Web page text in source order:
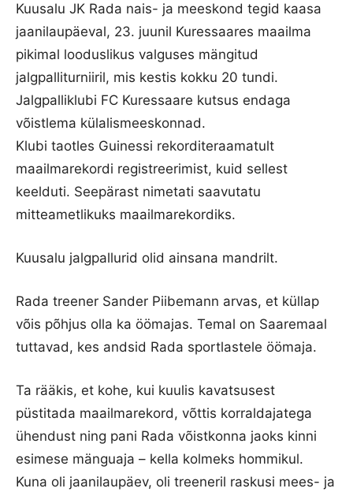
Kuusalu JK Rada nais- ja meeskond tegid kaasa
jaanilaupäeval, 23. juunil Kuressaares maailma
pikimal looduslikus valguses mängitud
jalgpalliturniiril, mis kestis kokku 20 tundi.
Jalgpalliklubi FC Kuressaare kutsus endaga
võistlema külalismeeskonnad.
Klubi taotles Guinessi rekorditeraamatult
maailmarekordi registreerimist, kuid sellest
keelduti. Seepärast nimetati saavutatu
mitteametlikuks maailmarekordiks.
Kuusalu jalgpallurid olid ainsana mandrilt.
Rada treener Sander Piibemann arvas, et küllap
võis põhjus olla ka öömajas. Temal on Saaremaal
tuttavad, kes andsid Rada sportlastele öömaja.
Ta rääkis, et kohe, kui kuulis kavatsusest
püstitada maailmarekord, võttis korraldajatega
ühendust ning pani Rada võistkonna jaoks kinni
esimese mänguaja – kella kolmeks hommikul.
Kuna oli jaanilaupäev, oli treeneril raskusi mees- ja